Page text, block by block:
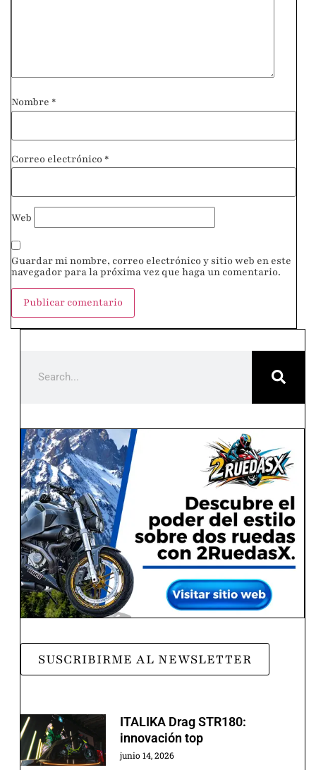
Nombre *
Correo electrónico *
Web
Guardar mi nombre, correo electrónico y sitio web en este
navegador para la próxima vez que haga un comentario.
SUSCRIBIRME AL NEWSLETTER
ITALIKA Drag STR180:
innovación top
junio 14, 2026